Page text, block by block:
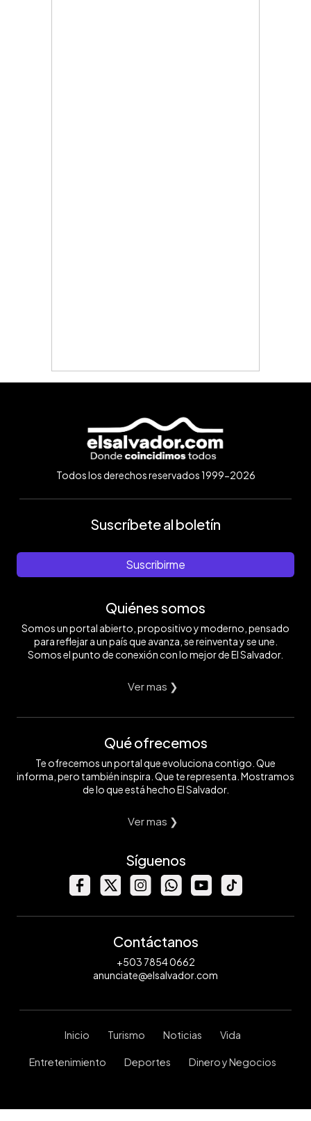
Todos los derechos reservados 1999-2026
Suscríbete al boletín
Suscribirme
Quiénes somos
Somos un portal abierto, propositivo y moderno, pensado
para reflejar a un país que avanza, se reinventa y se une.
Somos el punto de conexión con lo mejor de El Salvador.
Ver mas ❯
Qué ofrecemos
Te ofrecemos un portal que evoluciona contigo. Que
informa, pero también inspira. Que te representa. Mostramos
de lo que está hecho El Salvador.
Ver mas ❯
Síguenos
Contáctanos
+503 7854 0662
anunciate@elsalvador.com
Inicio Turismo Noticias Vida
Entretenimiento Deportes Dinero y Negocios